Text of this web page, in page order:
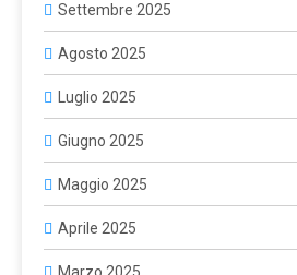
Settembre 2025
Agosto 2025
Luglio 2025
Giugno 2025
Maggio 2025
Aprile 2025